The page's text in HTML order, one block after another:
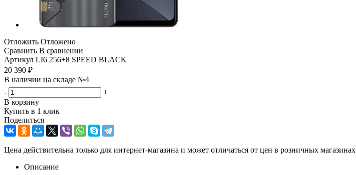
Отложить Отложено
Сравнить В сравнении
Артикул LI6 256+8 SPEED BLACK
20 390 ₽
В наличии на складе №4
-
+
В корзину
Купить в 1 клик
Поделиться
Цена действительна только для интернет-магазина и может отличаться от цен в розничных магазинах
Описание